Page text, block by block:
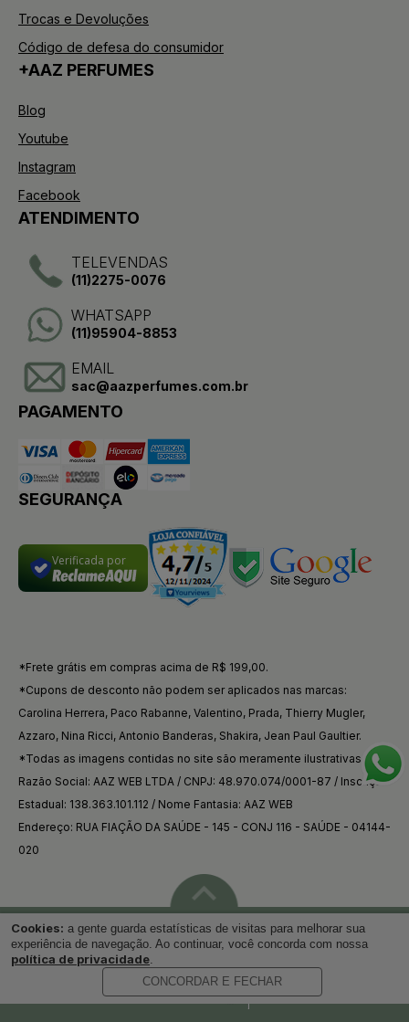
Trocas e Devoluções
Código de defesa do consumidor
+AAZ PERFUMES
Blog
Youtube
Instagram
Facebook
ATENDIMENTO
TELEVENDAS
(11)2275-0076
WHATSAPP
(11)95904-8853
EMAIL
sac@aazperfumes.com.br
PAGAMENTO
SEGURANÇA
Verificada por
*Frete grátis em compras acima de R$ 199,00.
*Cupons de desconto não podem ser aplicados nas marcas:
Carolina Herrera, Paco Rabanne, Valentino, Prada, Thierry Mugler,
Azzaro, Nina Ricci, Antonio Banderas, Shakira, Jean Paul Gaultier.
*Todas as imagens contidas no site são meramente ilustrativas.
Razão Social: AAZ WEB LTDA / CNPJ: 48.970.074/0001-87 / Inscrição
Estadual: 138.363.101.112 / Nome Fantasia: AAZ WEB
Endereço: RUA FIAÇÃO DA SAÚDE - 145 - CONJ 116 - SAÚDE - 04144-
020
Voltar ao topo
Desenvolvido por
Cookies: a gente guarda estatísticas de visitas para melhorar sua
experiência de navegação. Ao continuar, você concorda com nossa
política de privacidade.
CONCORDAR E FECHAR